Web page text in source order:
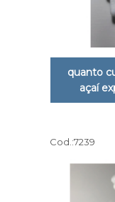
quanto
açaí
Cod.:7239